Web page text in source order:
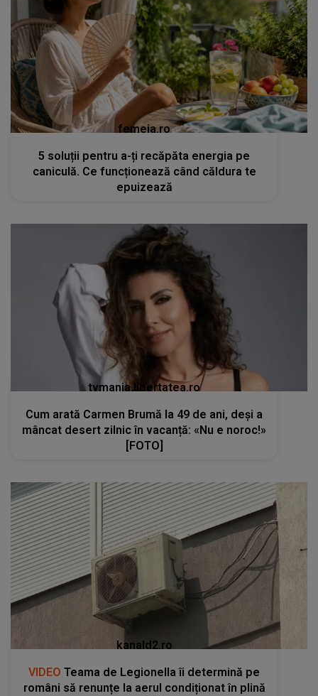
femeia.ro
5 soluții pentru a-ți recăpăta energia pe
caniculă. Ce funcționează când căldura te
epuizează
tvmania.libertatea.ro
Cum arată Carmen Brumă la 49 de ani, deși a
mâncat desert zilnic în vacanță: «Nu e noroc!»
[FOTO]
kanald2.ro
VIDEO Teama de Legionella îi determină pe
români să renunțe la aerul condiționat în plină